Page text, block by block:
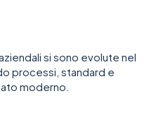
si sono evolute nel
processi, standard e
moderno.